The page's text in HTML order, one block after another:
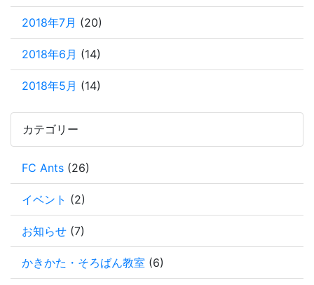
2018年7月 (20)
2018年6月 (14)
2018年5月 (14)
カテゴリー
FC Ants (26)
イベント (2)
お知らせ (7)
かきかた・そろばん教室 (6)